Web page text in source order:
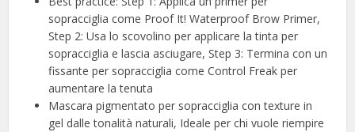
sopracciglia come Proof It! Waterproof Brow Primer,
Step 2: Usa lo scovolino per applicare la tinta per
sopracciglia e lascia asciugare, Step 3: Termina con un
fissante per sopracciglia come Control Freak per
aumentare la tenuta
Mascara pigmentato per sopracciglia con texture in
gel dalle tonalità naturali, Ideale per chi vuole riempire